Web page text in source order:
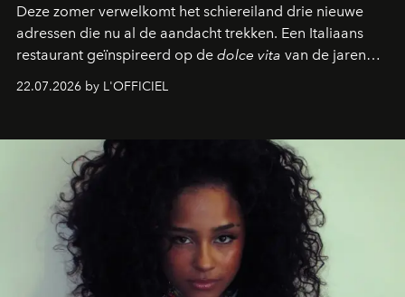
Deze zomer verwelkomt het schiereiland drie nieuwe
adressen die nu al de aandacht trekken. Een Italiaans
restaurant geïnspireerd op de dolce vita van de jaren
verandert in een bruisende ontmoetingsplek en de
neerstrijkt in Saint-Tropez. Dit zijn de nieuwe adressen
die deze zomer de toon zetten, van lange lunches tot
zwoele nachten.
22.07.2026 by L'OFFICIEL